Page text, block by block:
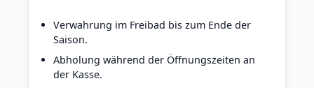
Verwahrung im Freibad bis zum Ende der
Saison.
Abholung während der Öffnungszeiten an
der Kasse.